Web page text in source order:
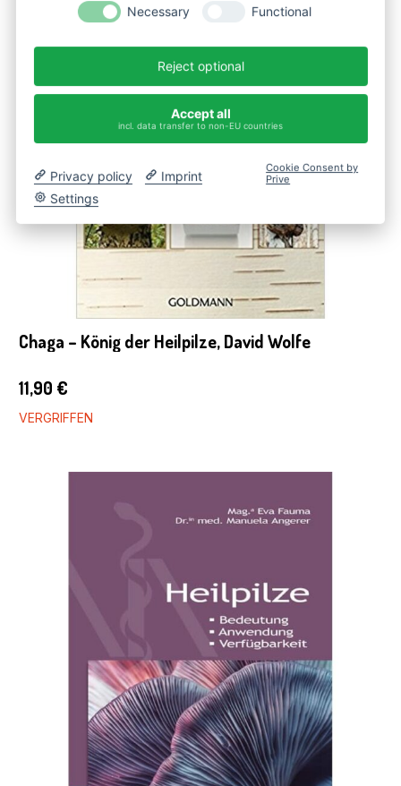
Chaga – König der Heilpilze, David Wolfe
11,90 €
VERGRIFFEN
Necessary Functional
Reject optional
Accept all
incl. data transfer to non-EU countries
Privacy policy
Imprint
Settings
Cookie Consent by
Prive